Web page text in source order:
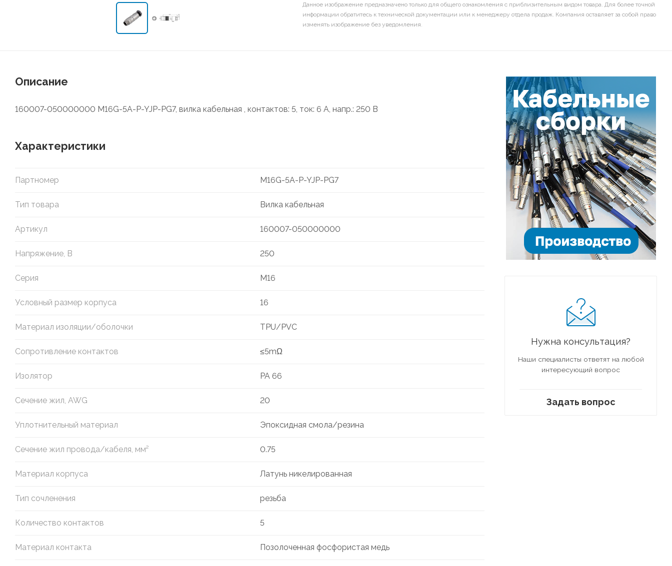
Данное изображение предназначено только для общего ознакомления с приблизительным видом товара. Для более точной
информации обратитесь к технической документации или к менеджеру отдела продаж. Компания оставляет за собой право
изменять изображение без уведомления.
Описание
160007-050000000 M16G-5A-P-YJP-PG7, вилка кабельная , контактов: 5, ток: 6 А, напр.: 250 В
Характеристики
Партномер M16G-5A-P-YJP-PG7
Тип товара Вилка кабельная
Артикул 160007-050000000
Напряжение, В 250
Серия M16
Условный размер корпуса 16
Материал изоляции/оболочки TPU/PVC
Сопротивление контактов ≤5mΩ
Изолятор PA 66
Сечение жил, AWG 20
Уплотнительный материал Эпоксидная смола/резина
Сечение жил провода/кабеля, мм² 0.75
Материал корпуса Латунь никелированная
Тип сочленения резьба
Количество контактов 5
Материал контакта Позолоченная фосфористая медь
Нужна консультация?
Наши специалисты ответят на любой
интересующий вопрос
Задать вопрос